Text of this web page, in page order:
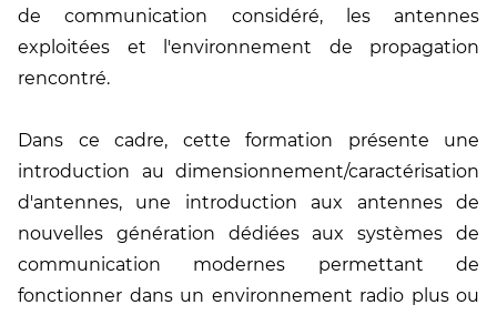
de communication considéré, les antennes
exploitées et l'environnement de propagation
rencontré.
Dans ce cadre, cette formation présente une
introduction au dimensionnement/caractérisation
d'antennes, une introduction aux antennes de
nouvelles génération dédiées aux systèmes de
communication modernes permettant de
fonctionner dans un environnement radio plus ou